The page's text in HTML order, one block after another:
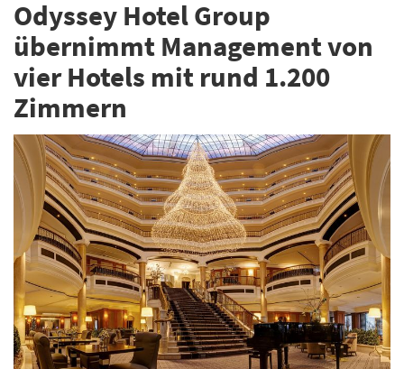
Odyssey Hotel Group
übernimmt Management von
vier Hotels mit rund 1.200
Zimmern